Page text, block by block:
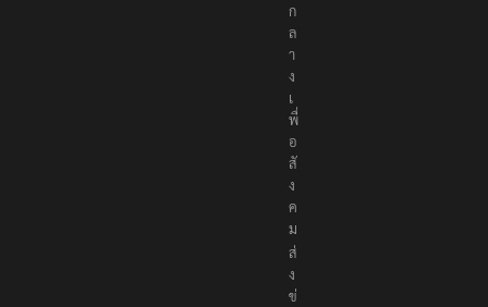
ก
ล
า
ง
เ
พื่
อ
สั
ง
ค
ม
ส่
ง
ข่